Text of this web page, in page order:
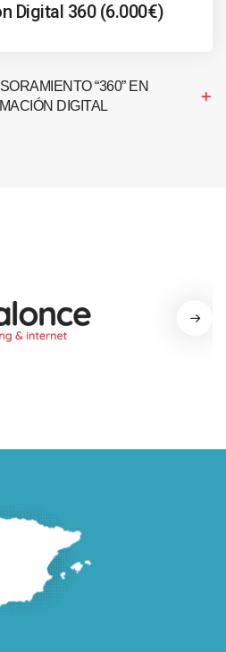
Digital 360 (6.000€)
“360” EN
DIGITAL